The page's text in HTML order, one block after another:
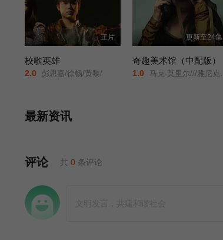
正片
校歌英雄
2.0 彭思嘉/徐畅/黄黎/
更新至24集
奇趣美术馆（中配版）
1.0 马克·莫里尔///雅尼克·洛朗//艾米琳·巴亚特//杰里米·布瓦罗///芭芭拉·博洛特纳/
最新资讯
评论 共 0 条评论